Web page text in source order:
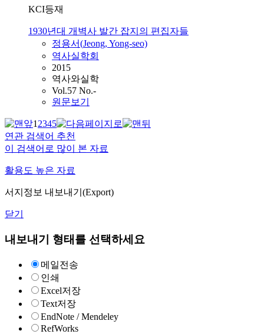
KCI등재
1930년대 개벽사 발간 잡지의 편집자들
정용서(Jeong, Yong-seo)
역사실학회
2015
역사와실학
Vol.57 No.-
원문보기
12345
연관 검색어 추천
이 검색어로 많이 본 자료
활용도 높은 자료
서지정보 내보내기(Export)
닫기
내보내기 형태를 선택하세요
메일전송
인쇄
Excel저장
Text저장
EndNote / Mendeley
RefWorks